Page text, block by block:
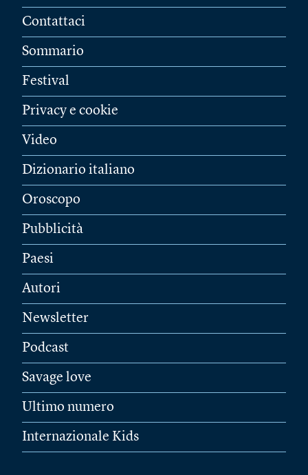
Contattaci
Sommario
Festival
Privacy e cookie
Video
Dizionario italiano
Oroscopo
Pubblicità
Paesi
Autori
Newsletter
Podcast
Savage love
Ultimo numero
Internazionale Kids